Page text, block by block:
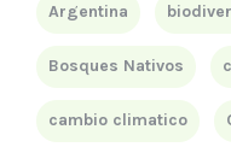
Argentina
Bosques Nativos
cambio climatico